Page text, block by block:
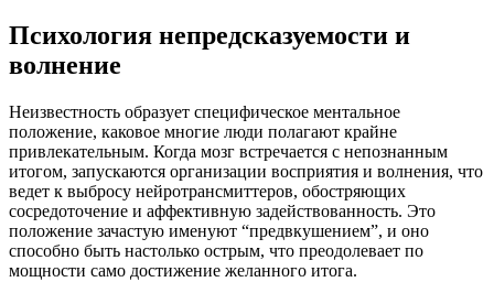
Психология непредсказуемости и
волнение
Неизвестность образует специфическое ментальное
положение, каковое многие люди полагают крайне
привлекательным. Когда мозг встречается с непознанным
итогом, запускаются организации восприятия и волнения, что
ведет к выбросу нейротрансмиттеров, обостряющих
сосредоточение и аффективную задействованность. Это
положение зачастую именуют “предвкушением”, и оно
способно быть настолько острым, что преодолевает по
мощности само достижение желанного итога.